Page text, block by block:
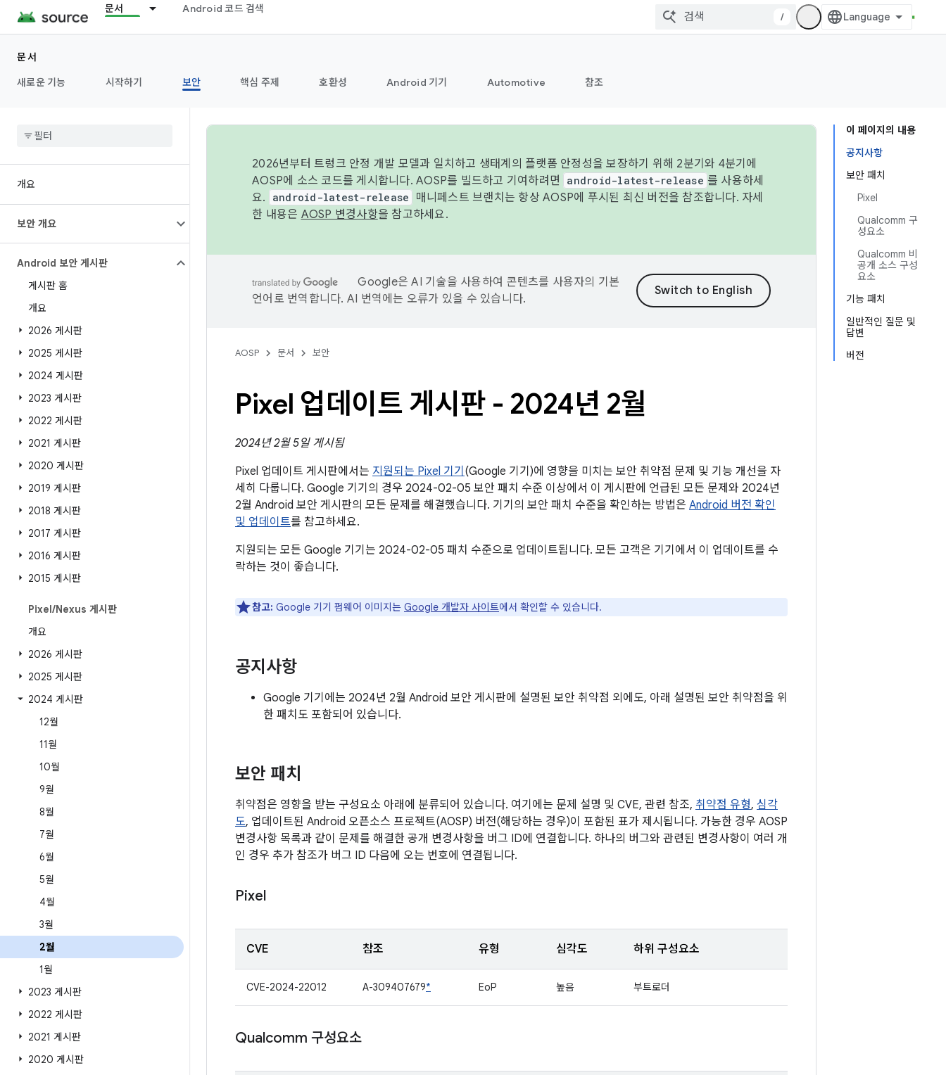
문서 Android 코드 검색
/
문서
새로운 기능
시작하기 보안 핵심 주제 호환성 Android 기기 Automotive 참조
개요
보안 개요
Android 보안 게시판
게시판 홈
개요
2026 게시판
2025 게시판
2024 게시판
2023 게시판
2022 게시판
2021 게시판
2020 게시판
2019 게시판
2018 게시판
2017 게시판
2016 게시판
2015 게시판
Pixel/Nexus 게시판
개요
2026 게시판
2025 게시판
2024 게시판
12월
11월
10월
9월
8월
7월
6월
5월
4월
3월
2월
1월
2023 게시판
2022 게시판
2021 게시판
2020 게시판
이 페이지의 내용
공지사항
보안 패치
Pixel
Qualcomm 구
성요소
Qualcomm 비
공개 소스 구성
요소
기능 패치
일반적인 질문 및
답변
버전
2026년부터 트렁크 안정 개발 모델과 일치하고 생태계의 플랫폼 안정성을 보장하기 위해 2분기와 4분기에
AOSP에 소스 코드를 게시합니다. AOSP를 빌드하고 기여하려면
android-latest-release 를 사용하세
요.
android-latest-release
매니페스트 브랜치는 항상 AOSP에 푸시된 최신 버전을 참조합니다. 자세
한 내용은 AOSP 변경사항을 참고하세요.
Google은 AI 기술을 사용하여 콘텐츠를 사용자의 기본
언어로 번역합니다. AI 번역에는 오류가 있을 수 있습니다.
AOSP 문서 보안
Pixel 업데이트 게시판 - 2024년 2월
2024년 2월 5일 게시됨
Pixel 업데이트 게시판에서는 지원되는 Pixel 기기 (Google 기기)에 영향을 미치는 보안 취약점 문제 및 기능 개선을 자
세히 다룹니다. Google 기기의 경우 2024-02-05 보안 패치 수준 이상에서 이 게시판에 언급된 모든 문제와 2024년
2월 Android 보안 게시판의 모든 문제를 해결했습니다. 기기의 보안 패치 수준을 확인하는 방법은 Android 버전 확인
및 업데이트를 참고하세요.
지원되는 모든 Google 기기는 2024-02-05 패치 수준으로 업데이트됩니다. 모든 고객은 기기에서 이 업데이트를 수
락하는 것이 좋습니다.
참고: Google 기기 펌웨어 이미지는 Google 개발자 사이트에서 확인할 수 있습니다.
공지사항
Google 기기에는 2024년 2월 Android 보안 게시판에 설명된 보안 취약점 외에도, 아래 설명된 보안 취약점을 위
한 패치도 포함되어 있습니다.
보안 패치
취약점은 영향을 받는 구성요소 아래에 분류되어 있습니다. 여기에는 문제 설명 및 CVE, 관련 참조, 취약점 유형, 심각
도, 업데이트된 Android 오픈소스 프로젝트(AOSP) 버전(해당하는 경우)이 포함된 표가 제시됩니다. 가능한 경우 AOSP
변경사항 목록과 같이 문제를 해결한 공개 변경사항을 버그 ID에 연결합니다. 하나의 버그와 관련된 변경사항이 여러 개
인 경우 추가 참조가 버그 ID 다음에 오는 번호에 연결됩니다.
Pixel
CVE 참조 유형 심각도 하위 구성요소
CVE-2024-22012 A-309407679* EoP 높음 부트로더
Qualcomm 구성요소